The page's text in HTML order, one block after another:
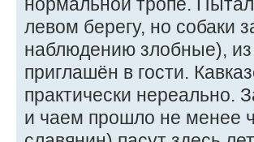
левом берегу, но собаки
наблюдению злобные),
приглашён в гости.
практически нереально.
и чаем прошло не менее